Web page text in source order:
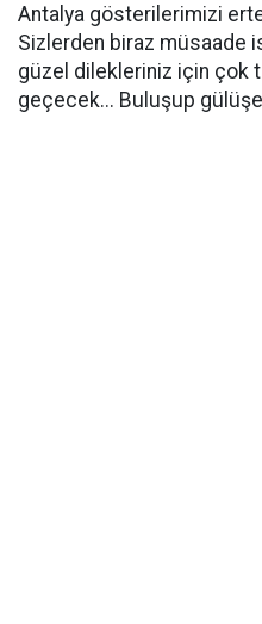
Antalya gösterilerimizi
Sizlerden biraz müsaade
güzel dilekleriniz için çok
geçecek... Buluşup